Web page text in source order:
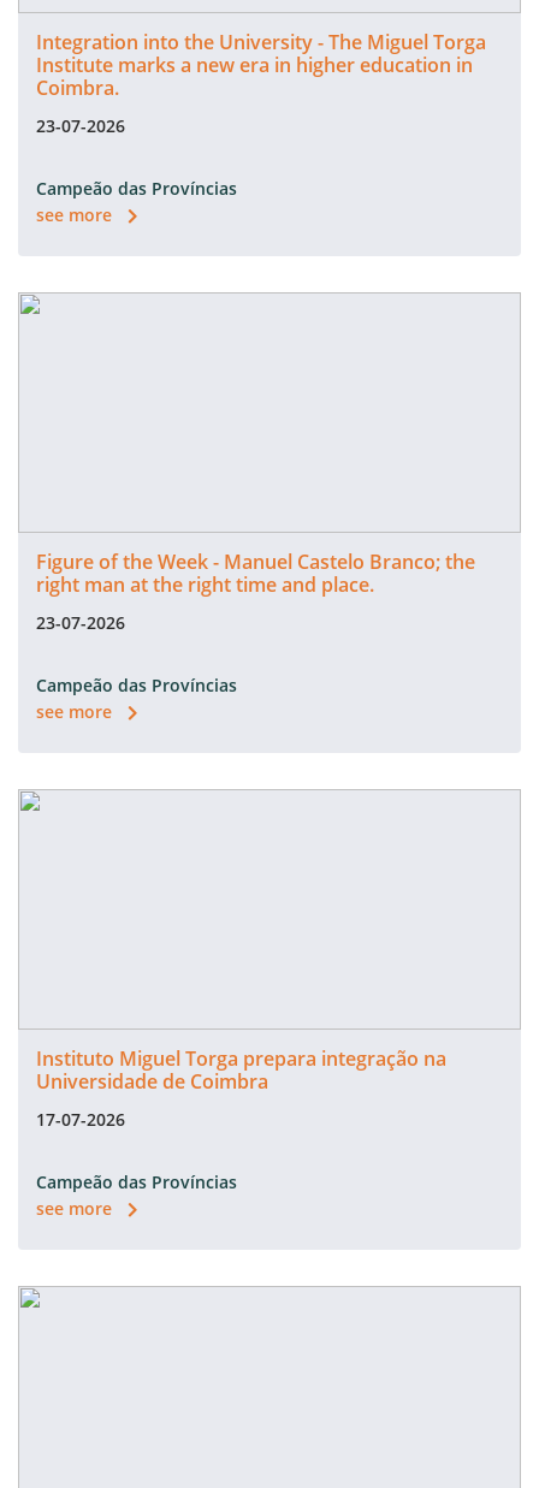
Integration into the University - The Miguel Torga
Institute marks a new era in higher education in
Coimbra.
23-07-2026
Campeão das Províncias
see more
Figure of the Week - Manuel Castelo Branco; the
right man at the right time and place.
23-07-2026
Campeão das Províncias
see more
Instituto Miguel Torga prepara integração na
Universidade de Coimbra
17-07-2026
Campeão das Províncias
see more